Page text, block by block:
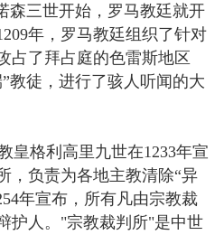
森三世开始，罗马教廷就开
年，罗马教廷组织了针对
占了拜占庭的色雷斯地区
教徒，进行了骇人听闻的大
格利高里九世在1233年宣
，负责为各地主教清除“异
年宣布，所有凡由宗教裁
护人。"宗教裁判所"是中世